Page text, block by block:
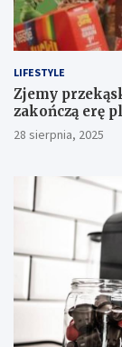
LIFESTYLE
Zjemy
zakończą erę
28 sierpnia, 2025